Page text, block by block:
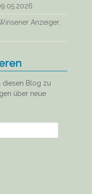
Anzeiger,
diesen Blog zu
über neue